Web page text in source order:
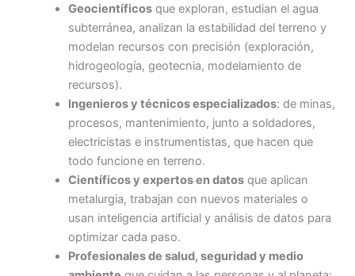
Geocientíficos que exploran, estudian el agua
subterránea, analizan la estabilidad del terreno y
modelan recursos con precisión (exploración,
hidrogeología, geotecnia, modelamiento de
recursos).
Ingenieros y técnicos especializados: de minas,
procesos, mantenimiento, junto a soldadores,
electricistas e instrumentistas, que hacen que
todo funcione en terreno.
Científicos y expertos en datos que aplican
metalurgia, trabajan con nuevos materiales o
usan inteligencia artificial y análisis de datos para
optimizar cada paso.
Profesionales de salud, seguridad y medio